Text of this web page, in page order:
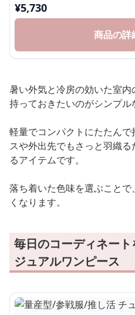
¥5,730
商品の詳
暑い外気と冷房の効いた室
持っておきたいのがシンプル
軽量でコンパクトにたたん
スや外出先でもさっと羽織
るアイテムです。
落ち着いた色味を選ぶこと
くなります。
毎日のコーディネー
ジュアルワンピース